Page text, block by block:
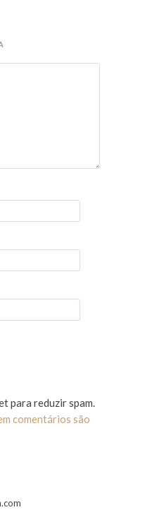
para reduzir spam.
comentários são